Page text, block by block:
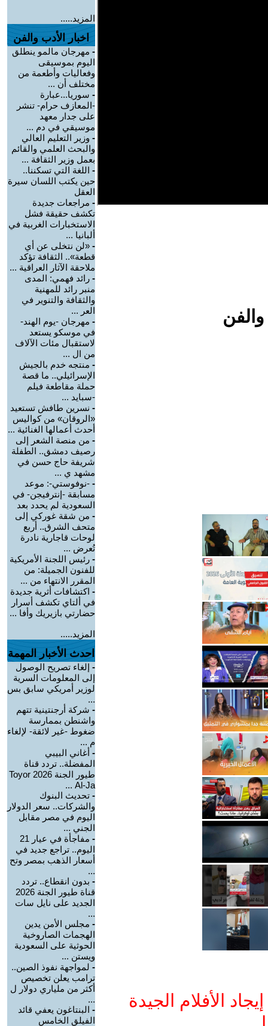
الأفلام الجيدة
المزيد.....
اخبار الأدب والفن
- مهرجان مالمو ينطلق
اليوم بموسيقى
وفعاليات وأطعمة من
مختلف أن ...
- سوريا...عبارة
-المعازف حرام- تنشر
على جدار معهد
موسيقي في دم ...
- وزير التعليم العالي
والبحث العلمي والقائم
بعمل وزير الثقافة ...
- اللغة التي تسكننا..
حين يكتب اللسان سيرة
العقل
- مراجعات جديدة
تكشف حقيقة فشل
الاستخبارات الغربية في
ألبانيا ...
- «لن نتخلى عن أي
قطعة».. الثقافة تؤكد
ملاحقة الآثار العراقية ...
- رائد فهمي: المدى
منبر رائد للمهنية
والثقافة والتنوير في
العر ...
- مهرجان -يوم الهند-
في موسكو يستعد
لاستقبال مئات الآلاف
من ال ...
- منتجه خدم بالجيش
الإسرائيلي.. ما قصة
حملة مقاطعة فيلم
-سبايد ...
- نسرين طافش تستعيد
«الروقان» من كواليس
أحدث أعمالها الغنائية ...
- من منصة الشعر إلى
رصيف دمشق.. الطفلة
شريفة حاج حسن في
مشهد ي ...
- -نوفوستي-: موعد
مسابقة -إنترفيجن- في
السعودية لم يحدد بعد
- من شقة غوركي إلى
متحف الشرق.. أربع
لوحات قاجارية نادرة
تُعرض ...
- رئيس اللجنة الأمريكية
للفنون الجميلة: من
المقرر الانتهاء من ...
- اكتشافات أثرية جديدة
في ألتاي تكشف أسرار
حضارتي بازيريك وأفا ...
المزيد.....
احدث الأخبار المهمة
- إلغاء تصريح الوصول
إلى المعلومات السرية
لوزير أمريكي سابق بس
...
- شركة أرجنتينية تتهم
واشنطن بممارسة
ضغوط -غير لائقة- لإلغاء
م ...
- أغاني البيبي
المفضلة.. تردد قناة
طيور الجنة 2026 Toyor
Al-Ja ...
- تحديث البنوك
والشركات.. سعر الدولار
اليوم في مصر مقابل
الجني ...
-
مفاجأة في عيار 21
اليوم.. تراجع جديد في
أسعار الذهب بمصر وتح
...
- بدون انقطاع.. تردد
قناة طيور الجنة 2026
الجديد على نايل سات
...
- مجلس الأمن يدين
الهجمات الصاروخية
الحوثية على السعودية
ويستن ...
- لمواجهة نفوذ الصين..
ترامب يعلن تخصيص
أكثر من ملياري دولار ل
...
- البنتاغون يعفي قائد
الفيلق الخامس